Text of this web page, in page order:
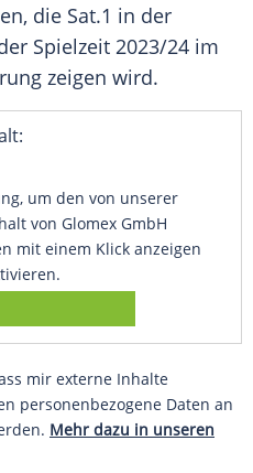
die Sat.1 in der
Spielzeit 2023/24 im
zeigen wird.
um den von unserer
von Glomex GmbH
mit einem Klick anzeigen
mir externe Inhalte
personenbezogene Daten an
Mehr dazu in unseren